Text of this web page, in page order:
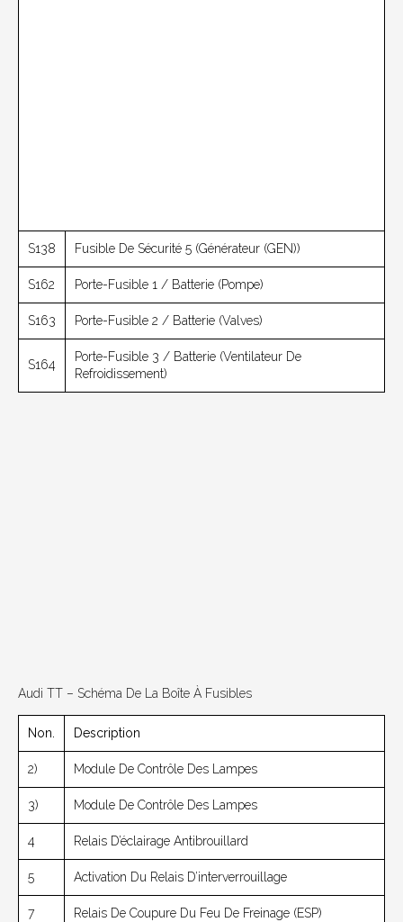
S138 Fusible De Sécurité 5 (générateur (GEN))
S162 Porte-Fusible 1 / Batterie (pompe)
S163 Porte-Fusible 2 / Batterie (valves)
S164
Porte-Fusible 3 / Batterie (ventilateur De
Refroidissement)
Audi TT – Schéma De La Boîte À Fusibles
Non. Description
2) Module De Contrôle Des Lampes
3) Module De Contrôle Des Lampes
4 Relais D’éclairage Antibrouillard
5 Activation Du Relais D’interverrouillage
7 Relais De Coupure Du Feu De Freinage (ESP)